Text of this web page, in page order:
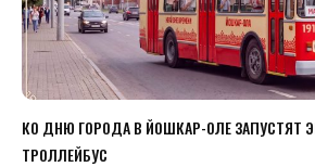
КО ДНЮ ГОРОДА В ЙОШКАР-ОЛЕ ЗАПУСТЯТ
ТРОЛЛЕЙБУС